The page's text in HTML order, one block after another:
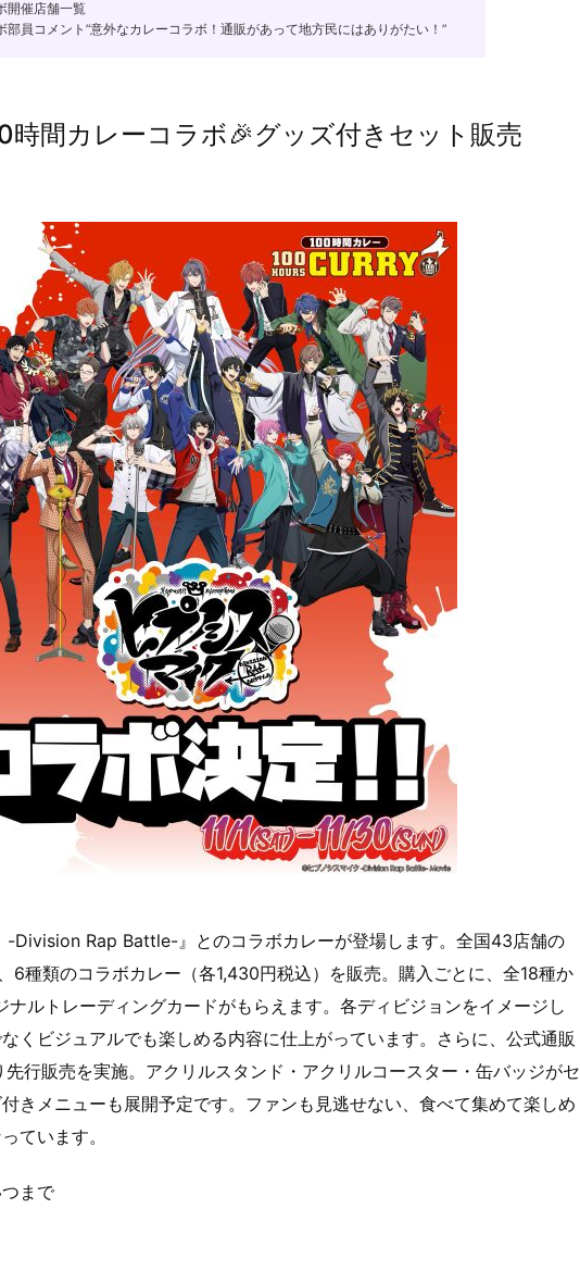
開催店舗一覧
部員コメント”意外なカレーコラボ！通販があって地方民にはありがたい！”
時間カレーコラボ🎉グッズ付きセット販売
-Division Rap Battle-』とのコラボカレーが登場します。全国43店舗の
6種類のコラボカレー（各1,430円税込）を販売。購入ごとに、全18種か
ナルトレーディングカードがもらえます。各ディビジョンをイメージし
くビジュアルでも楽しめる内容に仕上がっています。さらに、公式通販
行販売を実施。アクリルスタンド・アクリルコースター・缶バッジがセ
きメニューも展開予定です。ファンも見逃せない、食べて集めて楽しめ
ています。
まで